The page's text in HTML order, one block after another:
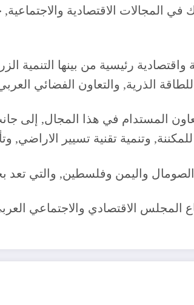
العربي المشترك في المجالات الاقتصادية
رئيسية من بينها التنمية
للطاقة الذرية, والتعاون الفضائي
المستدام في هذا المجال, إلى
وتنمية تقنية تسيير
الصومال واليمن وفلسطين, والتي
المجلس الاقتصادي والاجتماعي